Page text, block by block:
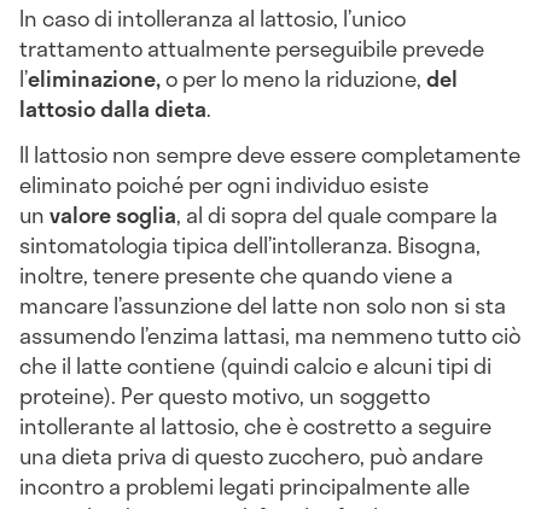
In caso di intolleranza al lattosio, l’unico
trattamento attualmente perseguibile prevede
l’eliminazione,o per lo meno la riduzione,del
lattosio dalla dieta.
Il lattosio non sempre deve essere completamente
eliminato poiché per ogni individuo esiste
unvalore soglia, al di sopra del quale compare la
sintomatologia tipica dell’intolleranza. Bisogna,
inoltre, tenere presente che quando viene a
mancare l’assunzione del latte non solo non si sta
assumendo l’enzima lattasi, ma nemmeno tutto ciò
che il latte contiene (quindi calcio e alcuni tipi di
proteine). Per questo motivo, un soggetto
intollerante al lattosio, che è costretto a seguire
una dieta priva di questo zucchero, può andare
incontro a problemi legati principalmente alle